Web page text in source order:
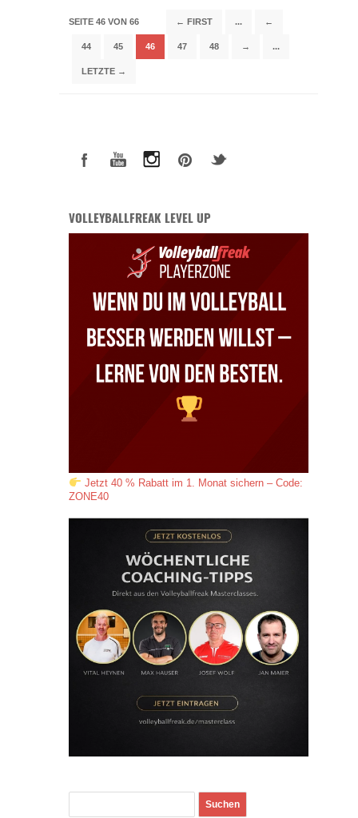
SEITE 46 VON 66 ← FIRST ... ←
44 45 46 47 48 → ...
LETZTE →
VOLLEYBALLFREAK LEVEL UP
Jetzt 40 % Rabatt im 1. Monat sichern – Code:
ZONE40